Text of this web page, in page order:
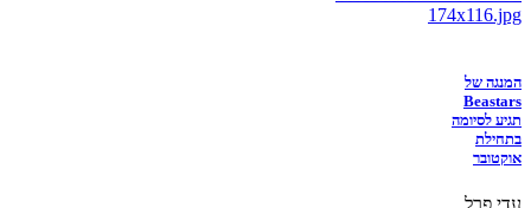
המנגה של
Beastars
תגיע לסיומה
בתחילת
אוקטובר
עדי פרל